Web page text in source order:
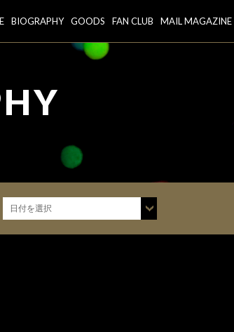
BIOGRAPHY GOODS FAN CLUB MAIL MAGAZINE
日付を選択